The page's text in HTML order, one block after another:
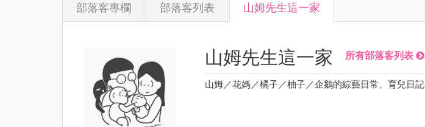
部落客專欄 部落客列表 山姆先生這一家
山姆先生這一家 所有部落客列表
山姆／花媽／橘子／柚子／企鵝的綜藝日常、育兒日記